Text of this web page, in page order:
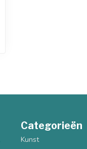
Categorieën
Kunst